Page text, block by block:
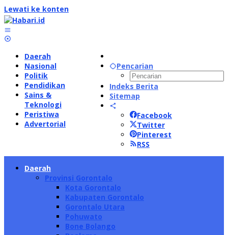
Lewati ke konten
Pencarian
Indeks Berita
Sitemap
Facebook
Twitter
Pinterest
RSS
Daerah
Nasional
Politik
Pendidikan
Sains &
Teknologi
Peristiwa
Advertorial
Daerah
Provinsi Gorontalo
Kota Gorontalo
Kabupaten Gorontalo
Gorontalo Utara
Pohuwato
Bone Bolango